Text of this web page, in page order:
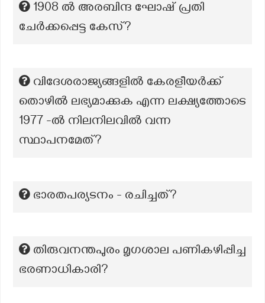
1908 ൽ അരബിന്ദ ഘോഷ് പ്രതി
ചേർക്കപ്പെട്ട കേസ്?
വിദേശരാജ്യങ്ങളിൽ കേരളീയർക്ക്
തൊഴിൽ ലഭ്യമാക്കുക എന്ന ലക്ഷ്യത്തോടെ
1977 -ൽ നിലനിലവിൽ വന്ന
സ്ഥാപനമേത്?
ഭാരതപര്യടനം - രചിച്ചത്?
തിരുവനന്തപുരം മൃഗശാല പണികഴിപ്പിച്ച
ഭരണാധികാരി?